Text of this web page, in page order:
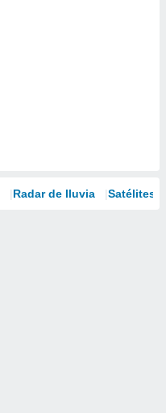
Radar de lluvia Satélites